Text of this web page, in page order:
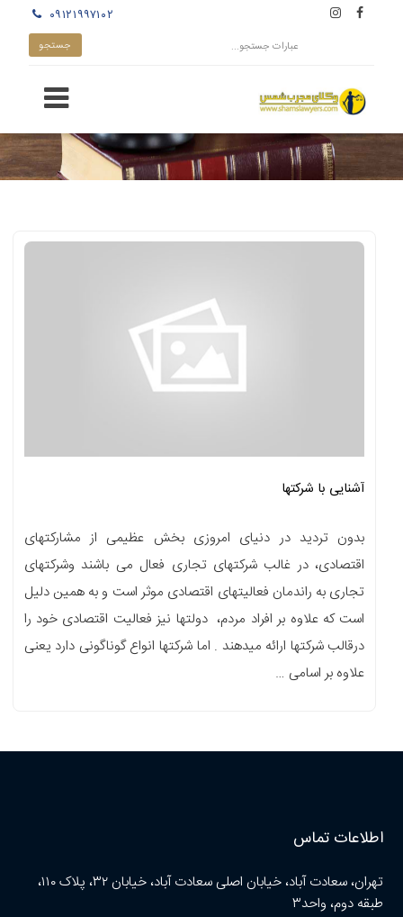
۰۹۱۲۱۹۹۷۱۰۲
آشنایی با شرکتها
بدون تردید در دنیای امروزی بخش عظیمی از مشارکتهای
اقتصادی، در غالب شرکتهای تجاری فعال می باشند وشرکتهای
تجاری به راندمان فعالیتهای اقتصادی موثر است و به همین دلیل
است که علاوه بر افراد مردم، دولتها نیز فعالیت اقتصادی خود را
درقالب شرکتها ارائه میدهند . اما شرکتها انواع گوناگونی دارد یعنی
علاوه بر اسامی …
اطلاعات تماس
تهران، سعادت آباد، خیابان اصلی سعادت آباد، خیابان ۳۲، پلاک ۱۱۰،
طبقه دوم، واحد۳